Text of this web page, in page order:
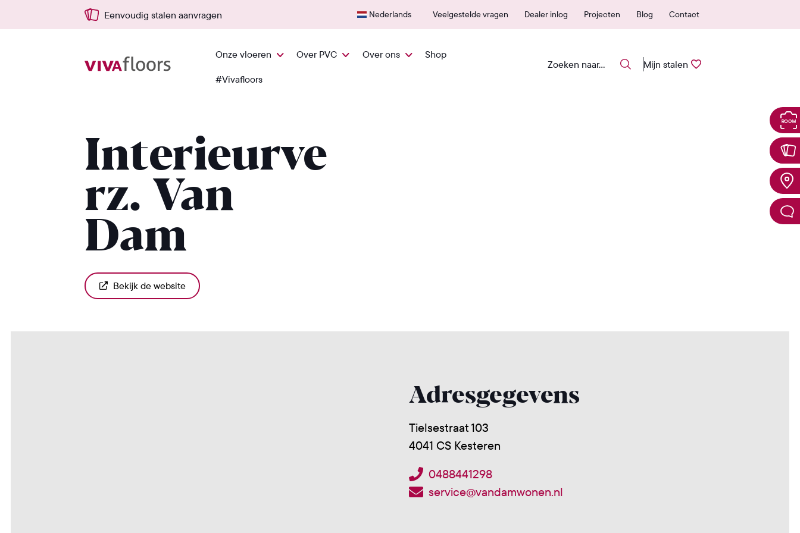
Eenvoudig stalen aanvragen Snel vanuit NL geleverd 600+ erkende verkooppunten
Nederlands Veelgestelde vragen Dealer inlog Projecten Blog Contact
Onze vloeren Over PVC Over ons Shop
#Vivafloors
Mijn stalen
Interieurve
rz. Van
Dam
Bekijk de website
Adresgegevens
Tielsestraat 103
4041 CS Kesteren
0488441298
service@vandamwonen.nl